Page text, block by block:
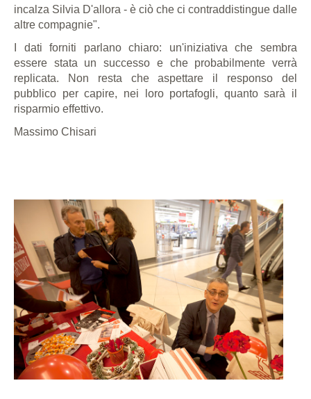
incalza Silvia D'allora - è ciò che ci contraddistingue dalle
altre compagnie".
I dati forniti parlano chiaro: un'iniziativa che sembra
essere stata un successo e che probabilmente verrà
replicata. Non resta che aspettare il responso del
pubblico per capire, nei loro portafogli, quanto sarà il
risparmio effettivo.
Massimo Chisari